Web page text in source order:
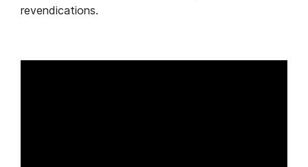
revendications.